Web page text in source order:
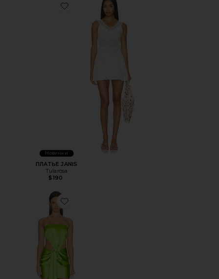
Favorite ПЛАТЬЕ JANIS
Новинки
ПЛАТЬЕ JANIS
Tularosa
$190
Favorite ПЛАТЬЕ BRONNIE